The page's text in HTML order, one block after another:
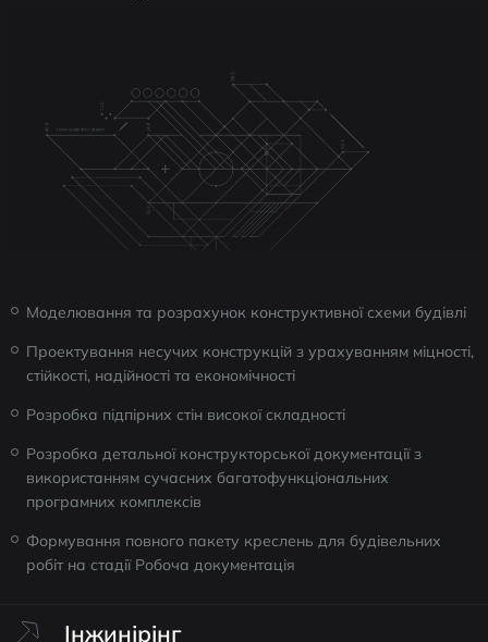
Моделювання та розрахунок конструктивної схеми будівлі
Проектування несучих конструкцій з урахуванням міцності,
стійкості, надійності та економічності
Розробка підпірних стін високої складності
Розробка детальної конструкторської документації з
використанням сучасних багатофункціональних
програмних комплексів
Формування повного пакету креслень для будівельних
робіт на стадії Робоча документація
Інжинірінг